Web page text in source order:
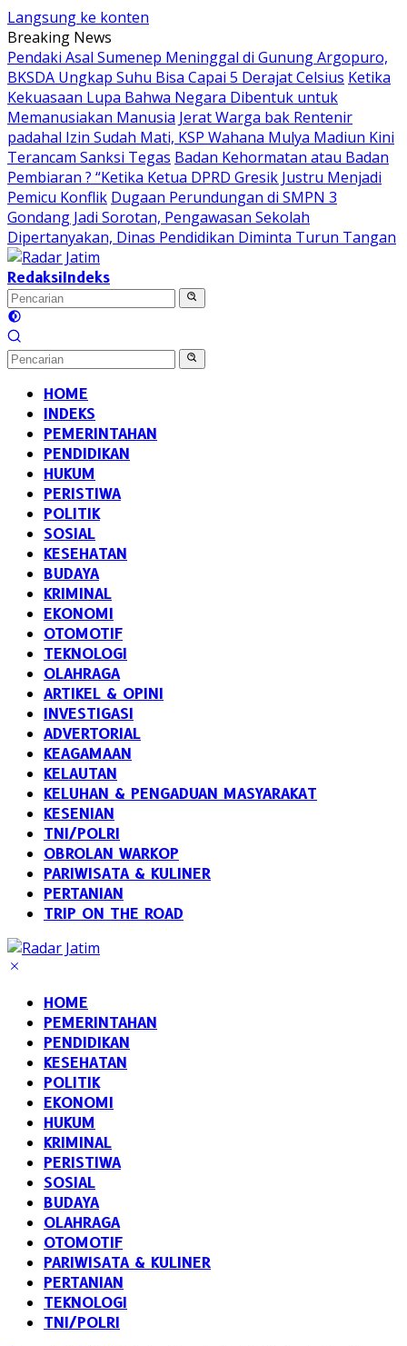
Langsung ke konten
Breaking News
Pendaki Asal Sumenep Meninggal di Gunung Argopuro,
BKSDA Ungkap Suhu Bisa Capai 5 Derajat Celsius Ketika
Kekuasaan Lupa Bahwa Negara Dibentuk untuk
Memanusiakan Manusia Jerat Warga bak Rentenir
padahal Izin Sudah Mati, KSP Wahana Mulya Madiun Kini
Terancam Sanksi Tegas Badan Kehormatan atau Badan
Pembiaran ? “Ketika Ketua DPRD Gresik Justru Menjadi
Pemicu Konflik Dugaan Perundungan di SMPN 3
Gondang Jadi Sorotan, Pengawasan Sekolah
Dipertanyakan, Dinas Pendidikan Diminta Turun Tangan
RedaksiIndeks
HOME
INDEKS
PEMERINTAHAN
PENDIDIKAN
HUKUM
PERISTIWA
POLITIK
SOSIAL
KESEHATAN
BUDAYA
KRIMINAL
EKONOMI
OTOMOTIF
TEKNOLOGI
OLAHRAGA
ARTIKEL & OPINI
INVESTIGASI
ADVERTORIAL
KEAGAMAAN
KELAUTAN
KELUHAN & PENGADUAN MASYARAKAT
KESENIAN
TNI/POLRI
OBROLAN WARKOP
PARIWISATA & KULINER
PERTANIAN
TRIP ON THE ROAD
HOME
PEMERINTAHAN
PENDIDIKAN
KESEHATAN
POLITIK
EKONOMI
HUKUM
KRIMINAL
PERISTIWA
SOSIAL
BUDAYA
OLAHRAGA
OTOMOTIF
PARIWISATA & KULINER
PERTANIAN
TEKNOLOGI
TNI/POLRI